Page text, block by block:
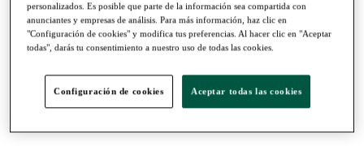
●●●
personalizados. Es posible que parte de la información sea compartida con
anunciantes y empresas de análisis. Para más información, haz clic en
"Configuración de cookies" y modifica tus preferencias. Al hacer clic en "Aceptar
todas", darás tu consentimiento a nuestro uso de todas las cookies.
Configuración de cookies Aceptar todas las cookies